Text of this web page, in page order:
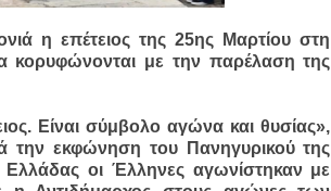
η επέτειος της 25ης Μαρτίου στη
κορυφώνονται με την παρέλαση της
Είναι σύμβολο αγώνα και θυσίας»,
την εκφώνηση του Πανηγυρικού της
Ελλάδας οι Έλληνες αγωνίστηκαν με